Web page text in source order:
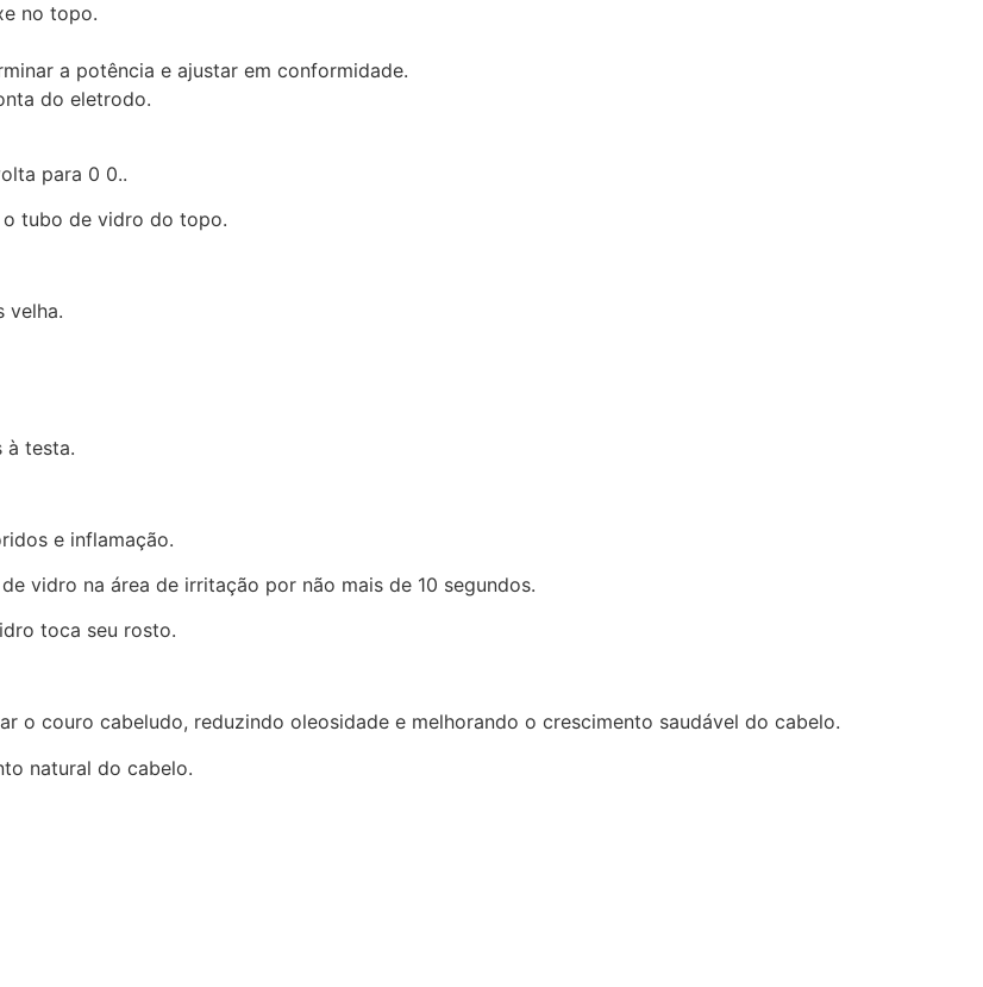
no topo.
a potência e ajustar em conformidade.
do eletrodo.
para 0 0..
o tubo de vidro do topo.
velha.
à testa.
e inflamação.
vidro na área de irritação por não mais de 10 segundos.
toca seu rosto.
o couro cabeludo, reduzindo oleosidade e melhorando o crescimento saudável do cabelo.
natural do cabelo.